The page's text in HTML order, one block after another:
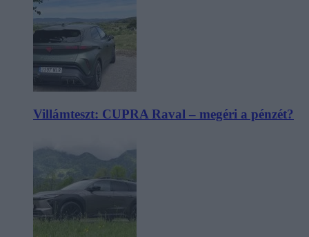
Villámteszt: CUPRA Raval – megéri a pénzét?